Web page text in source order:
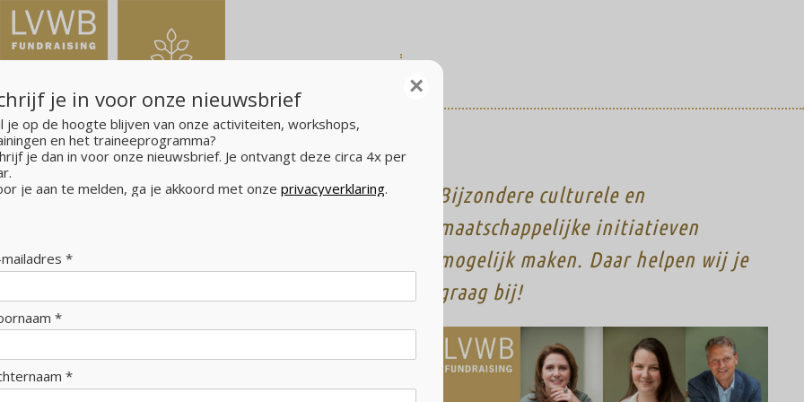
LVWB Fundraising>Contact
Wilt u in contact komen met LVWB Fundraising? Mail of
bel naar een van onze partners of adviseurs of gebruik
Bezoekadres:
Bijzondere culturele en
maatschappelijke initiatieven
mogelijk maken. Daar helpen wij je
graag bij!
×
je in voor onze nieuwsbrief
je op de hoogte blijven van onze activiteiten, workshops,
en het traineeprogramma?
je dan in voor onze nieuwsbrief. Je ontvangt deze circa 4x per
je aan te melden, ga je akkoord met onze privacyverklaring.
mailadres *
*
*